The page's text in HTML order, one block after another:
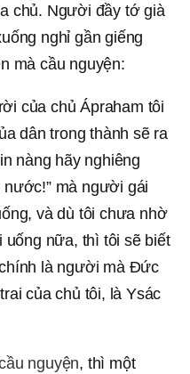
chủ. Người đầy tớ già
nghỉ gần giếng
mà cầu nguyện:
của chủ Ápraham tôi
dân trong thành sẽ ra
nàng hãy nghiêng
mà người gái
và dù tôi chưa nhờ
uống nữa, thì tôi sẽ biết
là người mà Đức
của chủ tôi, là Ysác
nguyện, thì một